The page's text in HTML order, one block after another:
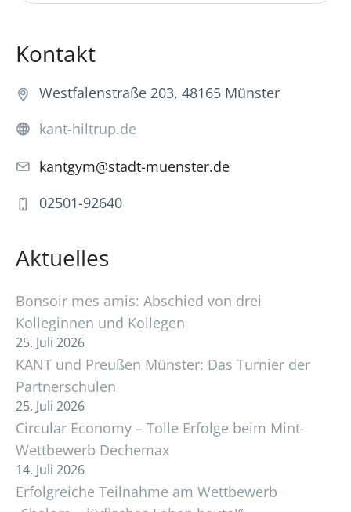
Kontakt
Westfalenstraße 203, 48165 Münster
kant-hiltrup.de
kantgym@stadt-muenster.de
02501-92640
Aktuelles
Bonsoir mes amis: Abschied von drei
Kolleginnen und Kollegen
25. Juli 2026
KANT und Preußen Münster: Das Turnier der
Partnerschulen
25. Juli 2026
Circular Economy – Tolle Erfolge beim Mint-
Wettbewerb Dechemax
14. Juli 2026
Erfolgreiche Teilnahme am Wettbewerb